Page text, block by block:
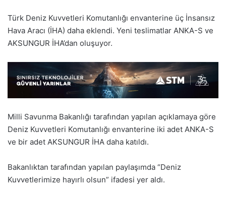
Türk Deniz Kuvvetleri Komutanlığı envanterine üç İnsansız
Hava Aracı (İHA) daha eklendi. Yeni teslimatlar ANKA-S ve
AKSUNGUR İHA’dan oluşuyor.
Milli Savunma Bakanlığı tarafından yapılan açıklamaya göre
Deniz Kuvvetleri Komutanlığı envanterine iki adet ANKA-S
ve bir adet AKSUNGUR İHA daha katıldı.
Bakanlıktan tarafından yapılan paylaşımda “Deniz
Kuvvetlerimize hayırlı olsun” ifadesi yer aldı.